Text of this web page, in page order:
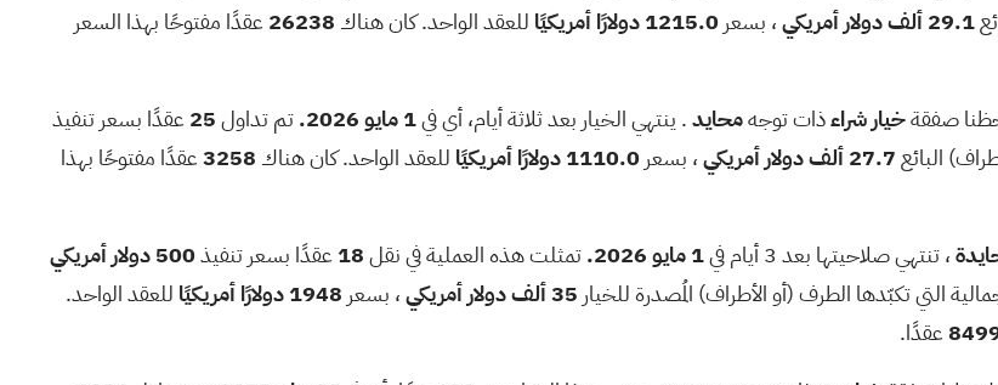
06/18/26 60.00 دولارًا 29.4 ألف دولار
29.1 ألف دولار أمريكي ، بسعر 1215.0 دولارًا أمريكيًا للعقد الواحد. كان هناك 26238 عقدًا مفتوحًا بهذا السعر
صفقةخيار شراءذات توجهمحايد. ينتهي الخيار بعد ثلاثة أيام، أي في1 مايو 2026. تم تداول25 عقدًا بسعر تنفيذ
البائع27.7 ألف دولار أمريكي ، بسعر 1110.0 دولارًا أمريكيًا للعقد الواحد. كان هناك 3258عقدًا مفتوحًا بهذا
، تنتهي صلاحيتها بعد 3 أيام في 1 مايو 2026. تمثلت هذه العملية في نقل18 عقدًا بسعر تنفيذ500 دولار أمريكي
35 ألف دولار أمريكي ، بسعر 1948 دولارًا أمريكيًا
للعقد الواحد.
عقدًا.